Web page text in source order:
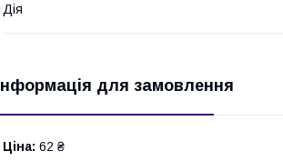
Дія
Інформація для замовлення
Ціна: 62 ₴